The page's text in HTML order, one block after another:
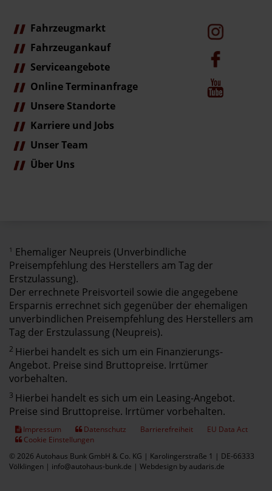
Fahrzeugmarkt
Fahrzeugankauf
Serviceangebote
Online Terminanfrage
Unsere Standorte
Karriere und Jobs
Unser Team
Über Uns
1 Ehemaliger Neupreis (Unverbindliche
Preisempfehlung des Herstellers am Tag der
Erstzulassung).
Der errechnete Preisvorteil sowie die angegebene
Ersparnis errechnet sich gegenüber der ehemaligen
unverbindlichen Preisempfehlung des Herstellers am
Tag der Erstzulassung (Neupreis).
2 Hierbei handelt es sich um ein Finanzierungs-
Angebot. Preise sind Bruttopreise. Irrtümer
vorbehalten.
3 Hierbei handelt es sich um ein Leasing-Angebot.
Preise sind Bruttopreise. Irrtümer vorbehalten.
Impressum Datenschutz Barrierefreiheit
EU Data Act
Cookie Einstellungen
© 2026 Autohaus Bunk GmbH & Co. KG | Karolingerstraße 1 | DE-66333
Völklingen | info@autohaus-bunk.de | Webdesign by audaris.de